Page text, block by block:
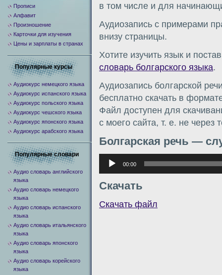
в том числе и для
Аудиозапись с примерами
внизу страницы.
Хотите изучить язык и
словарь болгарского языка.
Аудиозапись болгарской
бесплатно скачать в
Файл доступен для
с моего сайта, т. е. не через
Болгарская речь —
Аудиоплеер
00:00
Скачать
Скачать файл
Прописи
Алфавит
Произношение
Карточки для изучения
Цены и зарплаты в странах
Популярные курсы
Аудиокурс немецкого языка
Аудиокурс испанского языка
Аудиокурс польского языка
Аудиокурс чешского языка
Аудиокурс японского языка
Аудиокурс арабского языка
Популярные словари
Аудио словарь английского
языка
Аудио словарь немецкого
языка
Аудио словарь испанского
языка
Аудио словарь итальянского
языка
Аудио словарь японского
языка
Аудио словарь корейского
языка